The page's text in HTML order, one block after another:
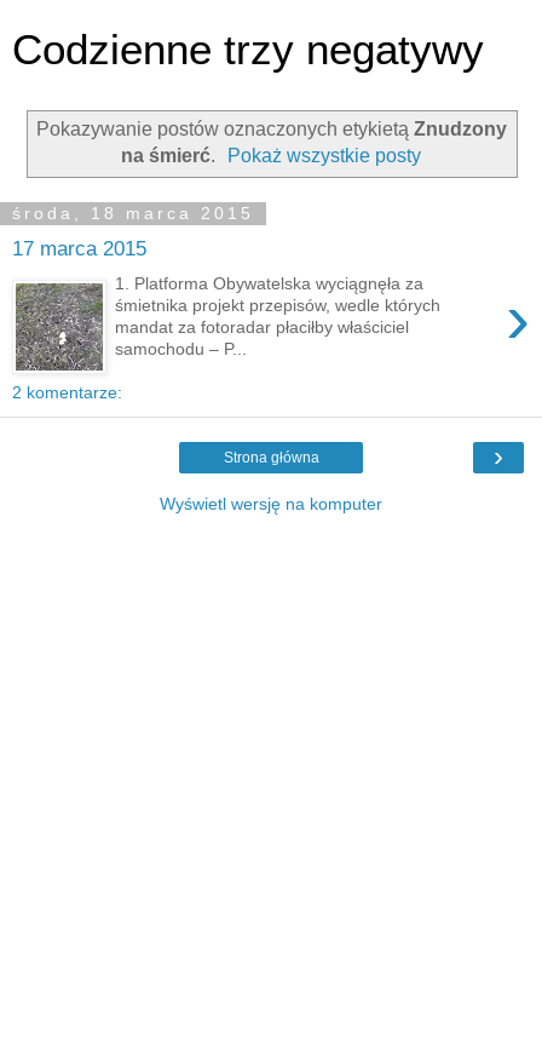
Codzienne trzy negatywy
Pokazywanie postów oznaczonych etykietą Znudzony
na śmierć. Pokaż wszystkie posty
środa, 18 marca 2015
17 marca 2015
›
1. Platforma Obywatelska wyciągnęła za
śmietnika projekt przepisów, wedle których
mandat za fotoradar płaciłby właściciel
samochodu – P...
2 komentarze:
›
Strona główna
Wyświetl wersję na komputer